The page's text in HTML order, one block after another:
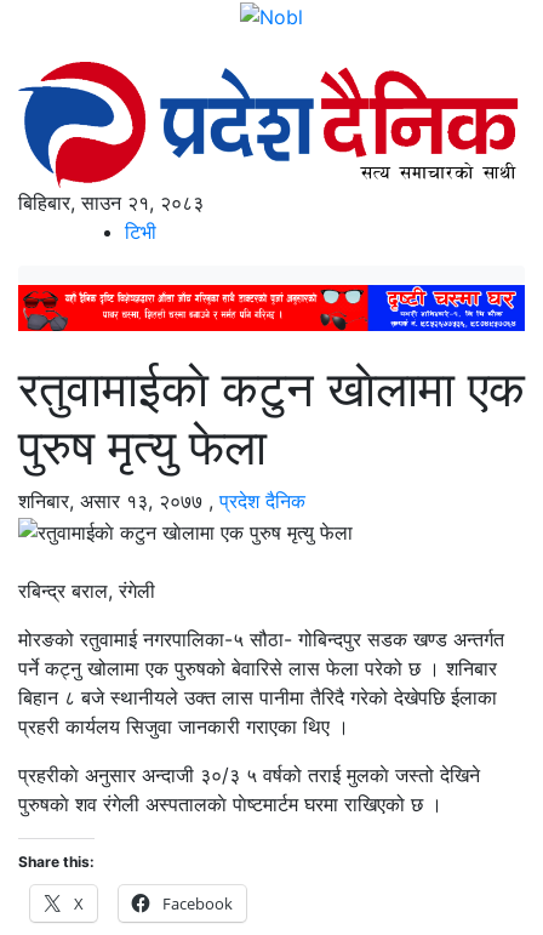
बिहिबार, साउन २१, २०८३
टिभी
रतुवामाईकाे कटुन खाेलामा एक
पुरुष मृत्यु फेला
शनिबार, असार १३, २०७७ ,प्रदेश दैनिक
रबिन्द्र बराल, रंगेली
मोरङको रतुवामाई नगरपालिका-५ सौठा- गोबिन्दपुर सडक खण्ड अन्तर्गत
पर्ने कट्नु खोलामा एक पुरुषको बेवारिसे लास फेला परेको छ । शनिबार
बिहान ८ बजे स्थानीयले उक्त लास पानीमा तैरिदै गरेको देखेपछि ईलाका
प्रहरी कार्यलय सिजुवा जानकारी गराएका थिए ।
प्रहरीकाे अनुसार अन्दाजी ३०/३ ५ वर्षको तराई मुलकाे जस्तो देखिने
पुरुषकाे शव रंगेली अस्पतालकाे पाेष्टमार्टम घरमा राखिएको छ ।
Share this:
X Facebook